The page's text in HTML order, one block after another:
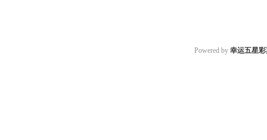
Powered by 幸运五星